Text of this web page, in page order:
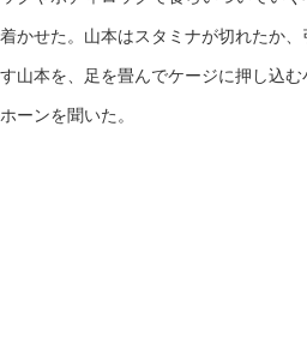
かせた。山本はスタミナが切れたか
山本を、足を畳んでケージに押し込
ーンを聞いた。